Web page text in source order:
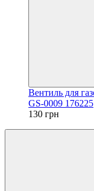
Вентиль для
GS-0009 176225
130 грн